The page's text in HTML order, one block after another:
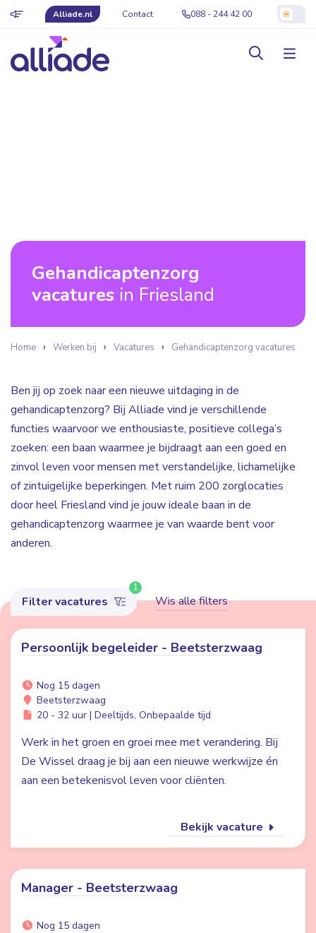
Alliade.nl Contact 088 - 244 42 00
Gehandicaptenzorg
vacatures in Friesland
Home Werken bij Vacatures Gehandicaptenzorg vacatures
Ben jij op zoek naar een nieuwe uitdaging in de
gehandicaptenzorg? Bij Alliade vind je verschillende
functies waarvoor we enthousiaste, positieve collega’s
zoeken: een baan waarmee je bijdraagt aan een goed en
zinvol leven voor mensen met verstandelijke, lichamelijke
of zintuigelijke beperkingen. Met ruim 200 zorglocaties
door heel Friesland vind je jouw ideale baan in de
gehandicaptenzorg waarmee je van waarde bent voor
anderen.
Filter vacatures
1
Wis alle filters
Persoonlijk begeleider - Beetsterzwaag
Nog 15 dagen
Beetsterzwaag
20 - 32 uur | Deeltijds, Onbepaalde tijd
Werk in het groen en groei mee met verandering. Bij
De Wissel draag je bij aan een nieuwe werkwijze én
aan een betekenisvol leven voor cliënten.
Bekijk vacature
Manager - Beetsterzwaag
Nog 15 dagen